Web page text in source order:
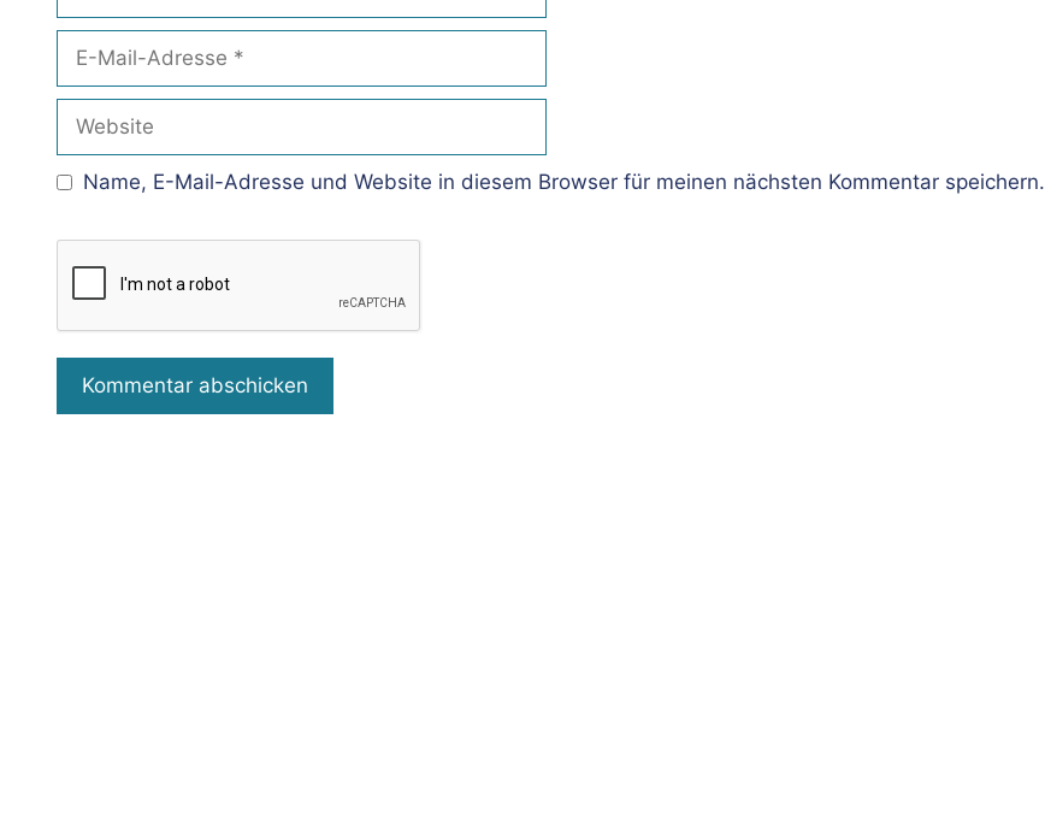
Mail-
Adresse
Name, E-Mail-Adresse und Website in diesem Browser für meinen nächsten Kommentar speichern.